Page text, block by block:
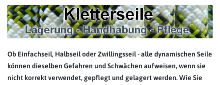
Ob Einfachseil, Halbseil oder Zwillingsseil - alle dynamischen Seile
können dieselben Gefahren und Schwächen aufweisen, wenn sie
nicht korrekt verwendet, gepflegt und gelagert werden. Wie Sie